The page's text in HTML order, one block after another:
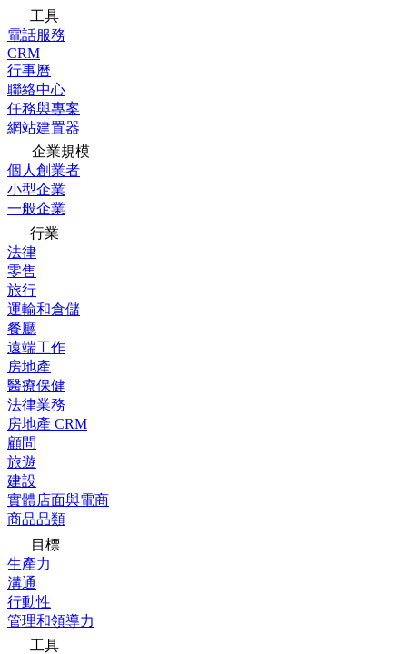
工具
電話服務
CRM
行事曆
聯絡中心
任務與專案
網站建置器
企業規模
個人創業者
小型企業
一般企業
行業
法律
零售
旅行
運輸和倉儲
餐廳
遠端工作
房地產
醫療保健
法律業務
房地產 CRM
顧問
旅遊
建設
實體店面與電商
商品品類
目標
生產力
溝通
行動性
管理和領導力
工具